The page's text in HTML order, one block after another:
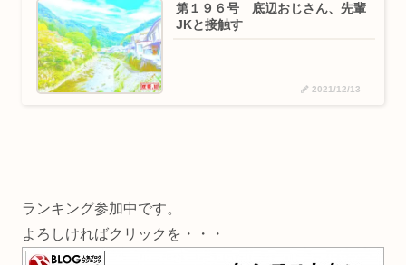
第１９６号 底辺おじさん、先輩
JKと接触す
2021/12/13
ランキング参加中です。
よろしければクリックを・・・